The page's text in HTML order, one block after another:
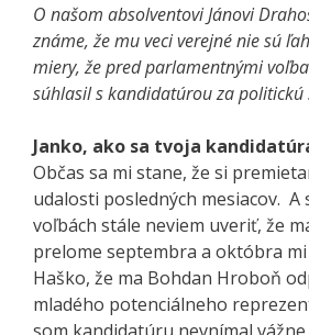
O našom absolventovi Jánovi
známe, že mu veci verejné nie sú
miery, že pred parlamentnými
súhlasil s kandidatúrou za politickú
Janko, ako sa tvoja
Občas sa mi stane, že si
udalosti posledných mesiacov. A
voľbách stále neviem uveriť, že
prelome septembra a októbra
Haško, že ma Bohdan Hroboň
mladého potenciálneho